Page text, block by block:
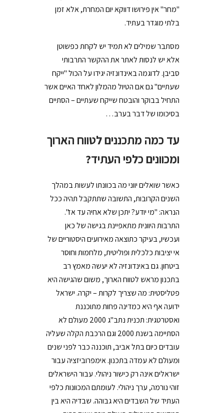
"מחר" אין פירושו דווקא יום המחרת, אלא זמן
בלתי מוגדר בעתיד.
מסתבר שמילים לא תמיד יש לקחת כפשוטן
אלא יש לנסות לאתר את ההקשר התרבותי
סביבן. לדוגמה באינדונזיה יגידו על הכול "ייקח
שעתיים" גם אם הטיול מהמלון לאחד האיים אשר
התחיל בבוקר והובטח שייקח שעתיים – הסתיים
בסיכומו של דבר בערב…
עד כמה מתכננים לטווח הארוך
ומכוונים כלפי העתיד?
כאשר שואלים יווני מה בכוונתו לעשות במהלך
השנים הקרובות, התשובה שתתקבל תהיה ככל
הנראה: "מי יודע? יתכן שלא אחיה עד אז".
התרבות היוונית מתאפיינת בגישה של כאן
ועכשיו, בעיקר כתוצאה מאירועים היסטוריים של
אי יציבות כלכלית ופוליטית, מלחמות וחוסר
ביטחון. גם באינדונזיה לא יעשה מאמץ רב
בתכנון מראש לטווח הארוך, משום שהגישה היא
פטליסטית: מה שצריך לקרות – יקרה. ישראל
ידועה אף היא כמדינה פחות מתוכננת
ואסטרטגית: תכנית נתב"ג 2000 מעולם לא
הסתיימה בשנת 2000 וגם הרכבת הקלה שעליה
עובדים כיום בתל אביב, תוכננה כבר לפני שנים
ומעולם לא עמדה בתכנון. אימפרוביזציה עבור
ישראלים אינה רק כישור ניהולי. עבור הישראלים
זוהי נורמה, ערך ניהולי. לעומתם המכוונות כלפי
העתיד של השבדים היא גבוהה. שבדיה היא בין